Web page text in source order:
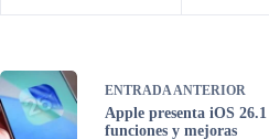
ENTRADA ANTERIOR
Apple presenta iOS
funciones y mejoras